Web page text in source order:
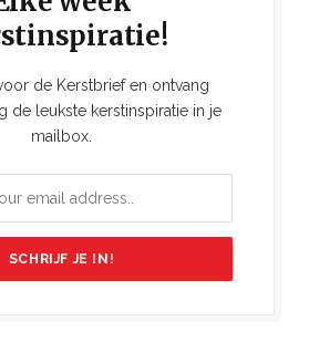
de Kerstbrief en ontvang
de leukste kerstinspiratie in je
mailbox.